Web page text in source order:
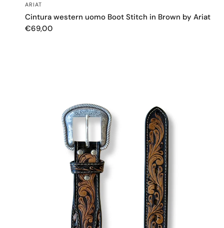
ARIAT
Cintura western uomo Boot Stitch in Brown by Ariat
€69,00